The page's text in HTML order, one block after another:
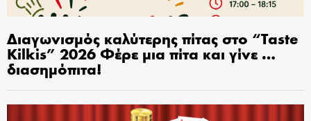
Διαγωνισμός καλύτερης πίτας στο “Taste
Kilkis” 2026 Φέρε μια πίτα και γίνε …
διασημόπιτα!